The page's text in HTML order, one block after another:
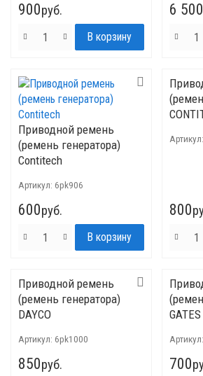
900руб. 6 500
Приводной ремень
(ремень генератора)
Contitech
Артикул: 6pk906
600руб.
Артикул:
800
Приводной ремень
(ремень генератора)
DAYCO
Артикул: 6pk1000
850руб.
GATES
Артикул:
700